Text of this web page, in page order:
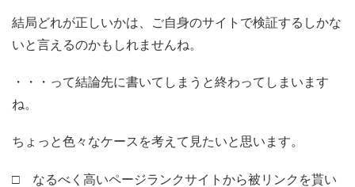
結局どれが正しいかは、ご自身のサイトで検証するしかな
いと言えるのかもしれませんね。
・・・って結論先に書いてしまうと終わってしまいます
ね。
ちょっと色々なケースを考えて見たいと思います。
□ なるべく高いページランクサイトから被リンクを貰い